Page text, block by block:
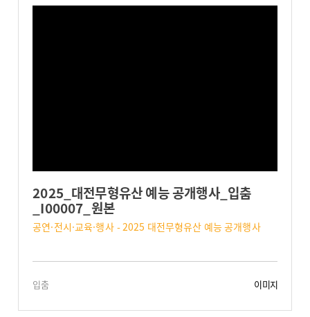
2025_대전무형유산 예능 공개행사_입춤
_I00007_원본
공연·전시·교육·행사 - 2025 대전무형유산 예능 공개행사
입춤 이미지